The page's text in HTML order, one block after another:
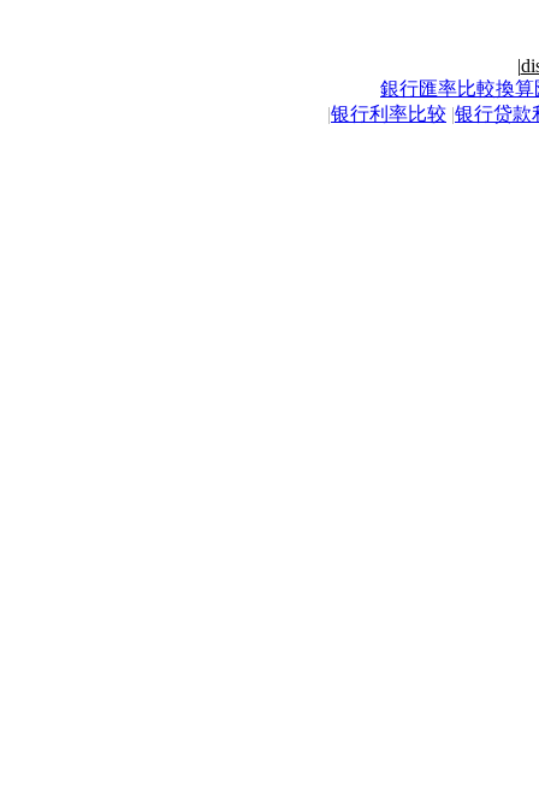
|
銀行匯率比較換算
|银行利率比较 |银行贷款